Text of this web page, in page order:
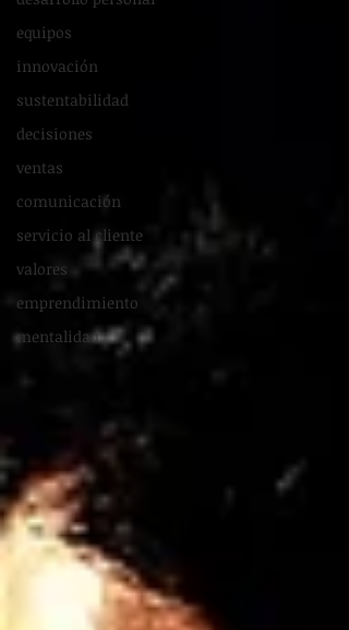
equipos
innovación
sustentabilidad
decisiones
ventas
comunicación
servicio al cliente
valores
emprendimiento
mentalidad